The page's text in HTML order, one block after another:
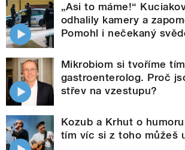
„Asi to máme!“
odhalily kamery a
Pomohl i nečekaný
Mikrobiom si tvoříme
gastroenterolog. Proč
střev na vzestupu?
Kozub a Krhut o
tím víc si z toho můžeš